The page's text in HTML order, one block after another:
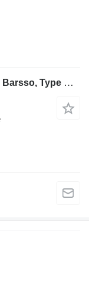
Barmix Twin shaft paddle mixer 300 L Barsso, Type Barmix 300